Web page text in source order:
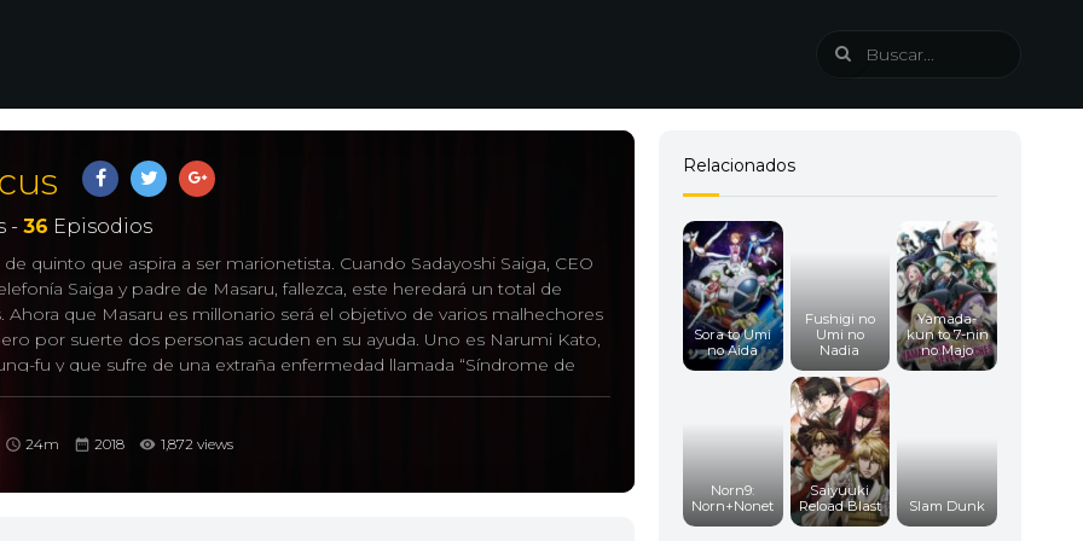
- 36 Episodios
quinto que aspira a ser marionetista. Cuando Sadayoshi Saiga, CEO
Saiga y padre de Masaru, fallezca, este heredará un total de
Ahora que Masaru es millonario será el objetivo de varios malhechores
por suerte dos personas acuden en su ayuda. Uno es Narumi Kato,
fu y que sufre de una extraña enfermedad llamada “Síndrome de
una mujer de pelo plateado que controla a la marioneta
a todos los conspiradores que quieran robar a Masaru su fortuna.
くりサーカス
24m 2018 1,872 views
Relacionados
Sora to Umi
no Aida
Fushigi no
Umi no
Nadia
Yamada-
kun to 7-nin
no Majo
Norn9:
Norn+Nonet
Saiyuuki
Reload Blast
Slam Dunk